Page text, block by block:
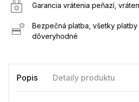
Garancia vrátenia peňazí,
Bezpečná platba, všetky
dôveryhodné
Popis Detaily produktu